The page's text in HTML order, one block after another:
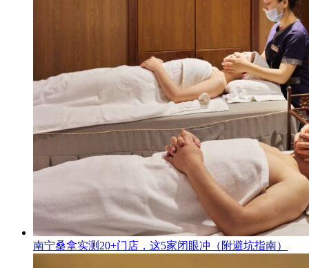
南宁桑拿实测20+门店，这5家闭眼冲（附避坑指南）